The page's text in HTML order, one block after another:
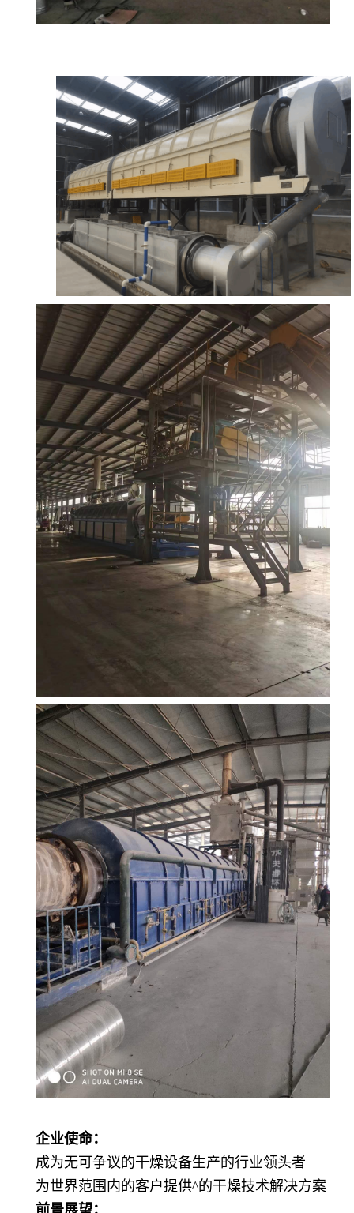
企业使命：
成为无可争议的干燥设备生产的行业领头者
为世界范围内的客户提供^的干燥技术解决方案
前景展望：